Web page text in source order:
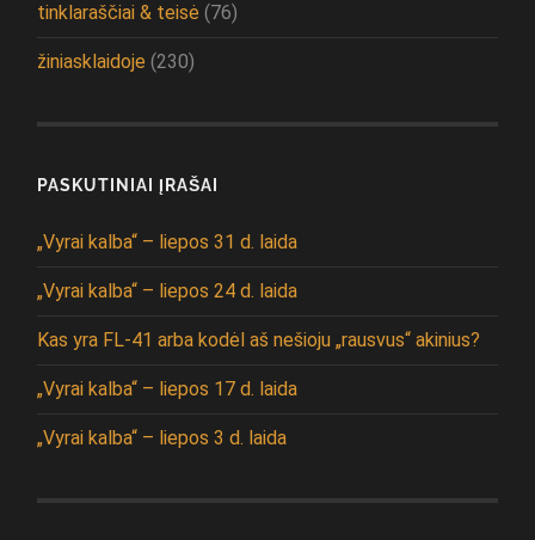
tinklaraščiai & teisė (76)
žiniasklaidoje (230)
PASKUTINIAI ĮRAŠAI
„Vyrai kalba“ – liepos 31 d. laida
„Vyrai kalba“ – liepos 24 d. laida
Kas yra FL-41 arba kodėl aš nešioju „rausvus“ akinius?
„Vyrai kalba“ – liepos 17 d. laida
„Vyrai kalba“ – liepos 3 d. laida